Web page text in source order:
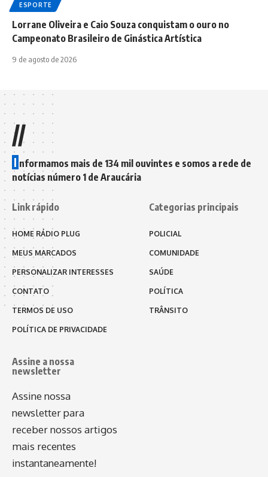
ESPORTE
Lorrane Oliveira e Caio Souza conquistam o ouro no
Campeonato Brasileiro de Ginástica Artística
9 de agosto de 2026
//
I nformamos mais de 134 mil ouvintes e somos a rede de
notícias número 1 de Araucária
Link rápido
HOME RÁDIO PLUG
MEUS MARCADOS
PERSONALIZAR INTERESSES
CONTATO
TERMOS DE USO
POLÍTICA DE PRIVACIDADE
Categorias principais
POLICIAL
COMUNIDADE
SAÚDE
POLÍTICA
TRÂNSITO
Assine a nossa
newsletter
Assine nossa
newsletter para
receber nossos artigos
mais recentes
instantaneamente!